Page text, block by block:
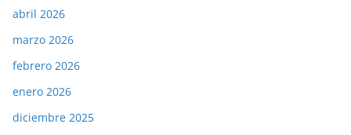
abril 2026
marzo 2026
febrero 2026
enero 2026
diciembre 2025